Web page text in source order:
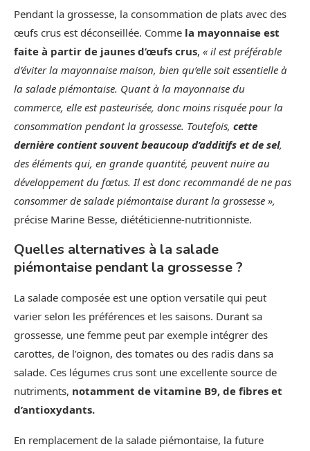
Pendant la grossesse, la consommation de plats avec des
œufs crus est déconseillée. Comme la mayonnaise est
faite à partir de jaunes d’œufs crus, « il est préférable
d’éviter la mayonnaise maison, bien qu’elle soit essentielle à
la salade piémontaise. Quant à la mayonnaise du
commerce, elle est pasteurisée, donc moins risquée pour la
consommation pendant la grossesse. Toutefois, cette
dernière contient souvent beaucoup d’additifs et de sel,
des éléments qui, en grande quantité, peuvent nuire au
développement du fœtus. Il est donc recommandé de ne pas
consommer de salade piémontaise durant la grossesse »,
précise Marine Besse, diététicienne-nutritionniste.
Quelles alternatives à la salade
piémontaise pendant la grossesse ?
La salade composée est une option versatile qui peut
varier selon les préférences et les saisons. Durant sa
grossesse, une femme peut par exemple intégrer des
carottes, de l’oignon, des tomates ou des radis dans sa
salade. Ces légumes crus sont une excellente source de
nutriments, notamment de vitamine B9, de fibres et
d’antioxydants.
En remplacement de la salade piémontaise, la future